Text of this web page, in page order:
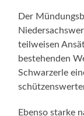
Der
teilweisen
bestehenden
Schwarzerle
Ebenso starke